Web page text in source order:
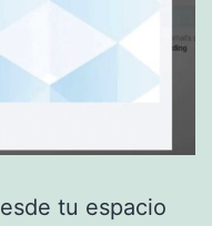
tu espacio